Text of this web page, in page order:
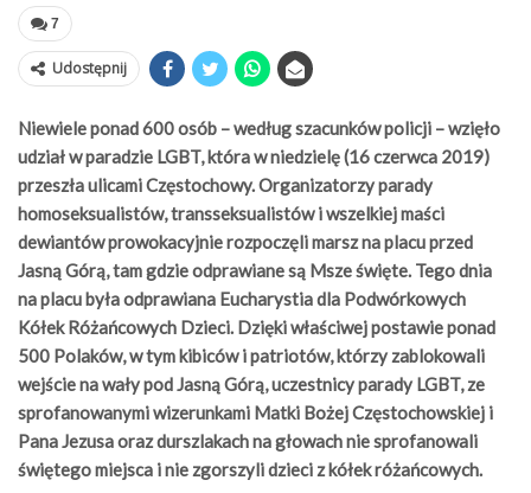
7
Udostępnij
Niewiele ponad 600 osób – według szacunków policji – wzięło
udział w paradzie LGBT, która w niedzielę (16 czerwca 2019)
przeszła ulicami Częstochowy. Organizatorzy parady
homoseksualistów, transseksualistów i wszelkiej maści
dewiantów prowokacyjnie rozpoczęli marsz na placu przed
Jasną Górą, tam gdzie odprawiane są Msze święte. Tego dnia
na placu była odprawiana Eucharystia dla Podwórkowych
Kółek Różańcowych Dzieci. Dzięki właściwej postawie ponad
500 Polaków, w tym kibiców i patriotów, którzy zablokowali
wejście na wały pod Jasną Górą, uczestnicy parady LGBT, ze
sprofanowanymi wizerunkami Matki Bożej Częstochowskiej i
Pana Jezusa oraz durszlakach na głowach nie sprofanowali
świętego miejsca i nie zgorszyli dzieci z kółek różańcowych.